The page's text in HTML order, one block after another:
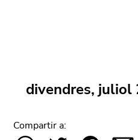
divendres, juliol
Compartir a: